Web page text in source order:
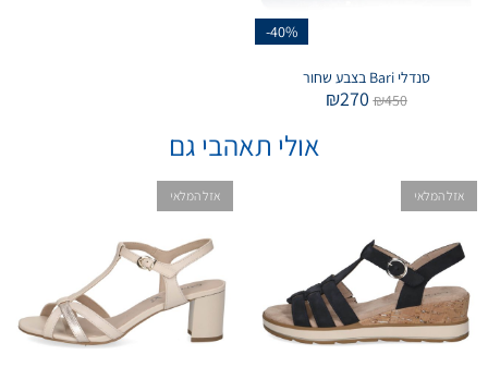
-40%
סנדלי Bari בצבע שחור
₪450
₪270
אולי תאהבי גם
אזל המלאי אזל המלאי